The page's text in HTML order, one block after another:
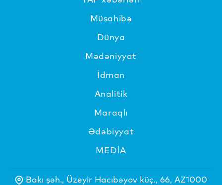
Müsahibə
Dünya
Mədəniyyat
İdman
Analitik
Maraqlı
Ədəbiyyat
MEDİA
Bakı şəh., Üzeyir Hacıbəyov küç., 66, AZ1000